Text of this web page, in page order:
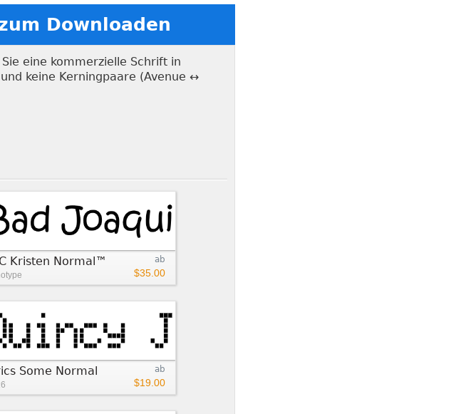
Downloaden
eine kommerzielle Schrift in
keine Kerningpaare (Avenue ↔
ab
$35.00
Kristen Normal™
ab
$19.00
Some Normal